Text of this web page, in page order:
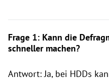
Frage 1: Kann die
schneller machen?
Antwort: Ja, bei HDDs